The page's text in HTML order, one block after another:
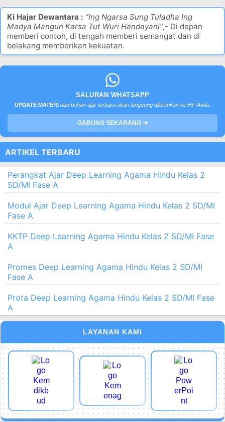
Ki Hajar Dewantara : “Ing Ngarsa Sung Tuladha Ing
Madya Mangun Karsa Tut Wuri Handayani”,- Di depan
memberi contoh, di tengah memberi semangat dan di
belakang memberikan kekuatan.
SALURAN WHATSAPP
UPDATE MATERI dan bahan ajar terbaru akan langsung dikirimkan ke HP Anda.
GABUNG SEKARANG ➔
ARTIKEL TERBARU
Perangkat Ajar Deep Learning Agama Hindu Kelas 2
SD/MI Fase A
Modul Ajar Deep Learning Agama Hindu Kelas 2 SD/MI
Fase A
KKTP Deep Learning Agama Hindu Kelas 2 SD/MI Fase
A
Promes Deep Learning Agama Hindu Kelas 2 SD/MI
Fase A
Prota Deep Learning Agama Hindu Kelas 2 SD/MI Fase
A
LAYANAN KAMI